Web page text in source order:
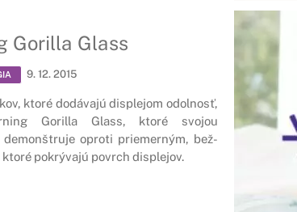
Gorilla Glass
9. 12. 2015
kto­ré do­dá­va­jú dis­ple­jom od­ol­nosť,
Go­ril­la Glass, kto­ré svojou
de­monštru­je op­ro­ti prie­mer­ným, bež­
kto­ré pok­rý­va­jú povrch dis­ple­jov.